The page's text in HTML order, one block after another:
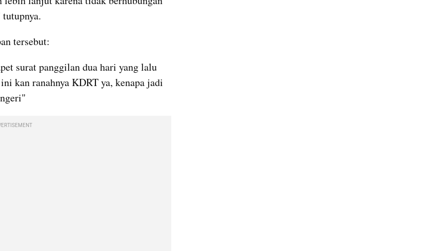
tersebut:
surat panggilan dua hari yang lalu
kan ranahnya KDRT ya, kenapa jadi